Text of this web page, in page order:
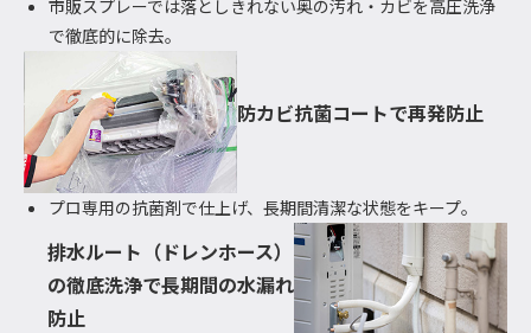
市販スプレーでは落としきれない奥の汚れ・カビを高圧洗浄
で徹底的に除去。
防カビ抗菌コートで再発防止
プロ専用の抗菌剤で仕上げ、長期間清潔な状態をキープ。
排水ルート（ドレンホース）
の徹底洗浄で長期間の水漏れ
防止